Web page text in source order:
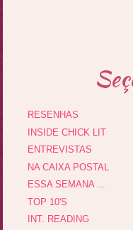
RESENHAS
INSIDE CHICK LIT
ENTREVISTAS
NA CAIXA POSTAL
ESSA SEMANA ...
TOP 10'S
INT. READING